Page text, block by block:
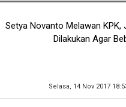
Setya Novanto Melawan KPK,
Dilakukan Agar
Selasa, 14 Nov 2017